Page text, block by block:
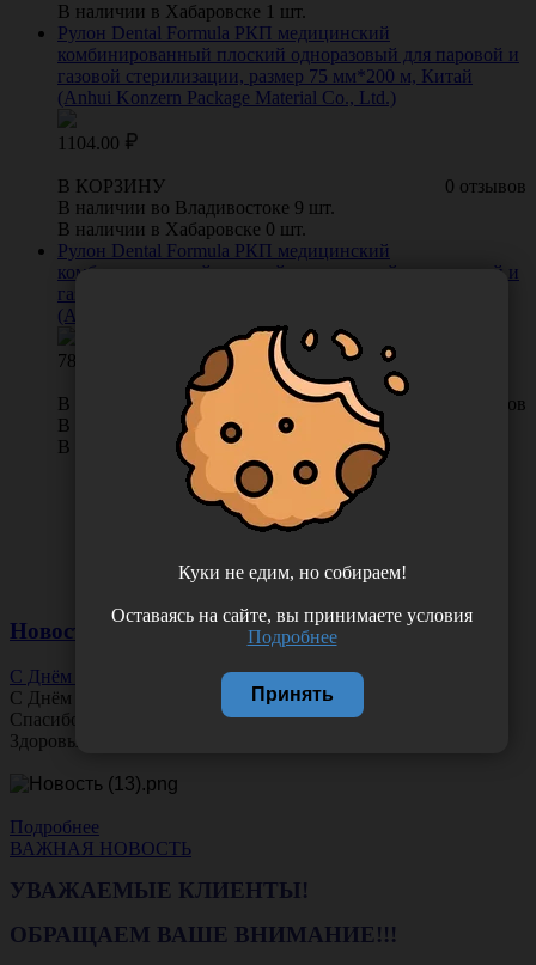
В наличии в Хабаровске 1 шт.
Рулон Dental Formula РКП медицинский
комбинированный плоский одноразовый для паровой и
газовой стерилизации, размер 75 мм*200 м, Китай
(Anhui Konzern Package Material Co., Ltd.)
1104.00
0 отзывов
В КОРЗИНУ
В наличии во Владивостоке 9 шт.
В наличии в Хабаровске 0 шт.
Рулон Dental Formula РКП медицинский
комбинированный плоский одноразовый для паровой и
газовой стерилизации, размер 50 мм*200 м, Китай
(Anhui Konzern Package Material Co., Ltd.)
784.00
0 отзывов
В КОРЗИНУ
В наличии во Владивостоке 14 шт.
В наличии в Хабаровске 0 шт.
Новости
С Днём Офтальмолога!
С Днём
Спасибо за ясное зрение и заботу о пациентах.
Здоровья вам и новых профессиональных побед!
Подробнее
ВАЖНАЯ НОВОСТЬ
УВАЖАЕМЫЕ КЛИЕНТЫ!
ОБРАЩАЕМ ВАШЕ ВНИМАНИЕ!!!
Куки не едим, но собираем!
Оставаясь на сайте, вы принимаете условия
Подробнее
Принять